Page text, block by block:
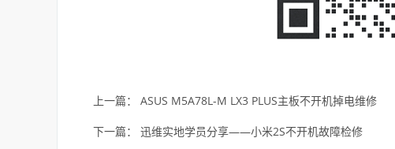
上一篇： ASUS M5A78L-M LX3 PLUS主板不开机掉电维修
下一篇： 迅维实地学员分享——小米2S不开机故障检修